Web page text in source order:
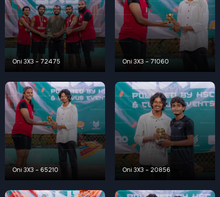
Oni 3X3 – 72475 Oni 3X3 – 71060
Oni 3X3 – 65210 Oni 3X3 – 20856